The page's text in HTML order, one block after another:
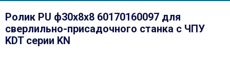
Ролик PU ф30х8х8 60170160097 для
сверлильно-присадочного станка с ЧПУ
KDT серии KN